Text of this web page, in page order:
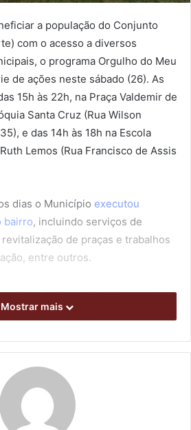
a população do Conjunto
com o acesso a diversos
o programa Orgulho do Meu
de ações neste sábado (26). As
15h às 22h, na Praça Valdemir de
Santa Cruz (Rua Wilson
e das 14h às 18h na Escola
Lemos (Rua Francisco de Assis
dias o Município executou
bairro, incluindo serviços de
de praças e trabalhos
entre outros.
da programação deste
Mostrar mais